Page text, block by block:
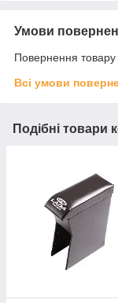
Умови
Повернення
Всі умови
Подібні товари